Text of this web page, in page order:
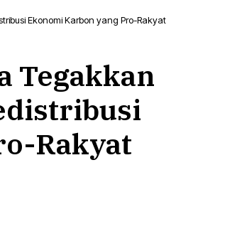
Ekonomi Karbon yang Pro-Rakyat
Tegakkan
Rakyat